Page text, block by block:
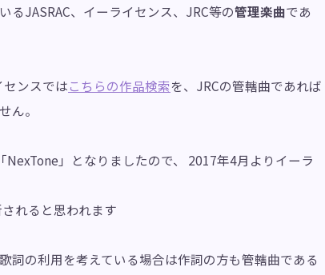
JASRAC、イーライセンス、JRC等の管理楽曲であ
ンスではこちらの作品検索を、JRCの管轄曲であれば
ん。
」となりましたので、 2017年4月よりイーラ
れると思われます
詞の利用を考えている場合は作詞の方も管轄曲である